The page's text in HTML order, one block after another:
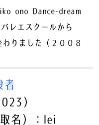
ono Dance-dream
レエスクールから
りました（２００８
者
）
名）：lei